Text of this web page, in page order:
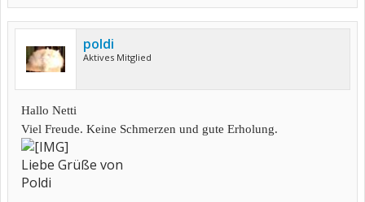
poldi
Aktives Mitglied
Hallo Netti
Viel Freude. Keine Schmerzen und gute Erholung.
Liebe Grüße von
Poldi